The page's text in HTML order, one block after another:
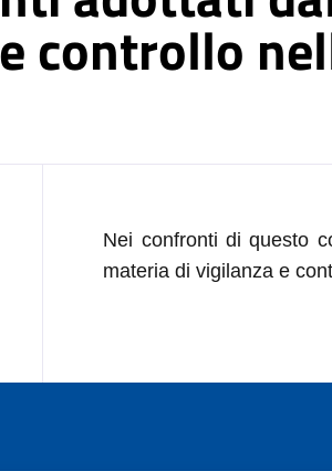
controllo
Nei confronti di questo
materia di vigilanza e